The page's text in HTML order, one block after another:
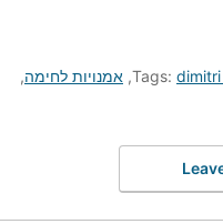
Tags:
, אמנויות לחימה,